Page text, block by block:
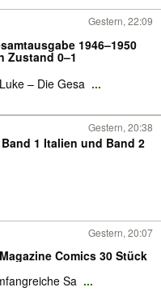
Gestern, 22:09
1946–1950
Zustand 0–1
– Die Gesa ...
Gestern, 20:38
1 Italien und Band 2
Gestern, 20:07
Comics 30 Stück
Sa ...